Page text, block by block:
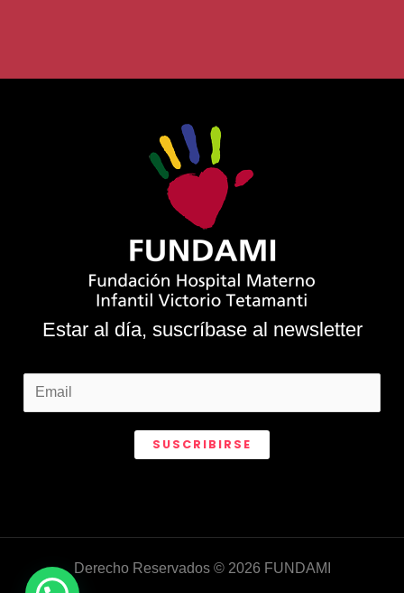
Estar al día, suscríbase al newsletter
SUSCRIBIRSE
Derecho Reservados © 2026 FUNDAMI